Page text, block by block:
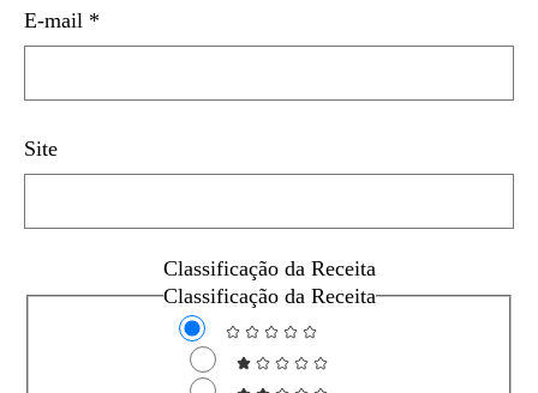
E-mail *
Site
Classificação da Receita
Classificação da Receita